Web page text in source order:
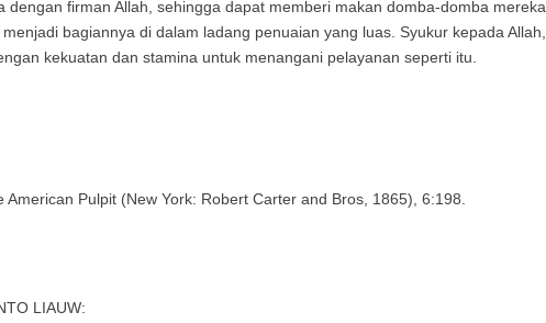
dengan firman Allah, sehingga dapat memberi makan domba-domba mereka
bagiannya di dalam ladang penuaian yang luas. Syukur kepada Allah,
kekuatan dan stamina untuk menangani pelayanan seperti itu.
American Pulpit (New York: Robert Carter and Bros, 1865), 6:198.
LIAUW: